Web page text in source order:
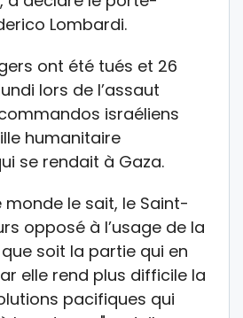
Lombardi.
ont été tués et 26
lors de l’assaut
israéliens
humanitaire
se rendait à Gaza.
le sait, le Saint-
opposé à l’usage de la
soit la partie qui en
elle rend plus difficile la
pacifiques qui